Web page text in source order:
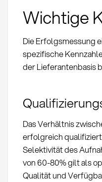
Wichtige
Die Erfolgsmessung
spezifische
der Lieferantenbasis
Das Verhältnis
erfolgreich
Selektivität des
von 60-80% gilt als
Qualität und